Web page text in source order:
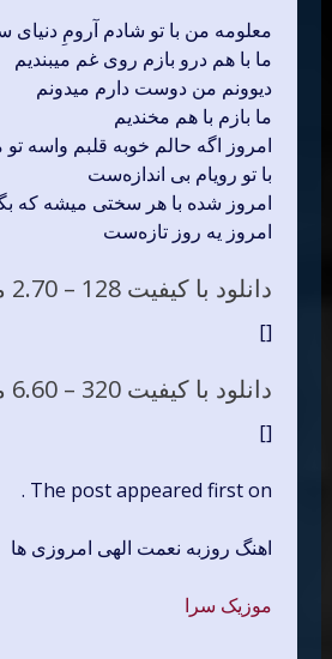
معلومه من با تو شادم آرومِ دنیای
ما با هم درو بازم روی غم میبندیم
دیوونم من دوست دارم میدونم
ما بازم با هم مخندیم
امروز اگه حالم خوبه قلبم واسه تو
با تو رویام بی اندازه‌ست
امروز شده با هر سختی میشه که
امروز یه روز تازه‌ست
دانلود با کیفیت 128 – 2.70 مگابایت
[]
دانلود با کیفیت 320 – 6.60 مگابایت
[]
The post appeared first on .
اهنگ روزبه نعمت الهی امروزی ها
موزیک سرا